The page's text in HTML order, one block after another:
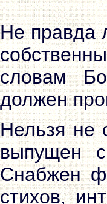
Не правда
словам
должен
Нельзя не
выпущен
Снабжен
стихов,